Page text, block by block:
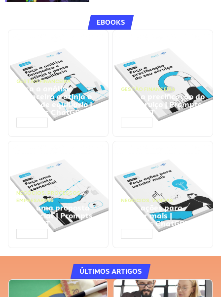
EBOOKS
GESTÃO FINANCEIRA
Faça a análise
financeira e atinja o
ponto de equilíbrio |
Prompts ChatGPT
GESTÃO FINANCEIRA
Faça a precificação do
seu serviço | Prompts
ChatGPT
NEGÓCIOS, PROCESSOS
EMPRESARIAIS
Faça uma proposta
comercial | Prompts
ChatGPT
NEGÓCIOS, VENDAS
Faça ações para
vender mais |
Prompts ChatGPT
ÚLTIMOS ARTIGOS